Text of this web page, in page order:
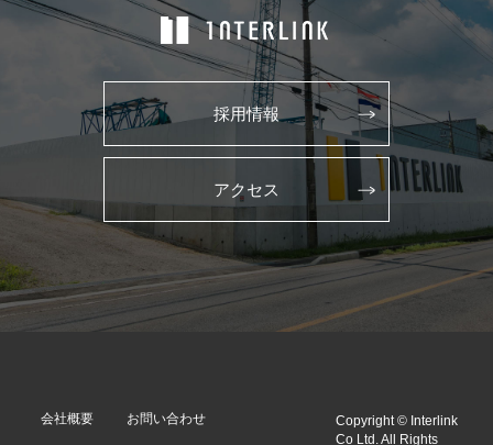
採用情報
アクセス
会社概要 お問い合わせ
Copyright © Interlink
Co Ltd. All Rights